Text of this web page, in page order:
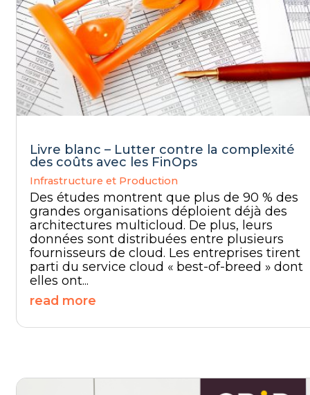
Livre blanc – Lutter contre la complexité
des coûts avec les FinOps
Infrastructure et Production
Des études montrent que plus de 90 % des
grandes organisations déploient déjà des
architectures multicloud. De plus, leurs
données sont distribuées entre plusieurs
fournisseurs de cloud. Les entreprises tirent
parti du service cloud « best-of-breed » dont
elles ont...
read more